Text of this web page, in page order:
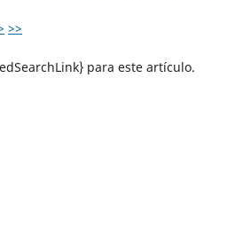
>>
para este artículo.